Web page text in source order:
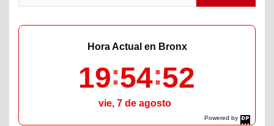
Powered by
DaysPedia.com
Hora Actual en Bronx
19 54 53
vie, 7 de agosto